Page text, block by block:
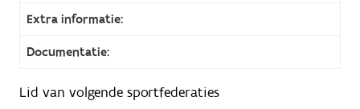
Extra informatie:
Documentatie:
Lid van volgende sportfederaties